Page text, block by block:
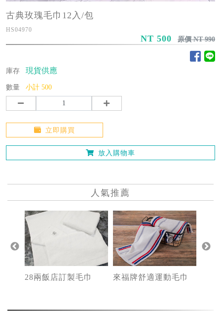
古典玫瑰毛巾12入/包
HS04970
NT 500 原價 NT 990
庫存 現貨供應
數量 小計 500
立即購買
放入購物車
人氣推薦
28兩飯店訂製毛巾 來福牌舒適運動毛巾